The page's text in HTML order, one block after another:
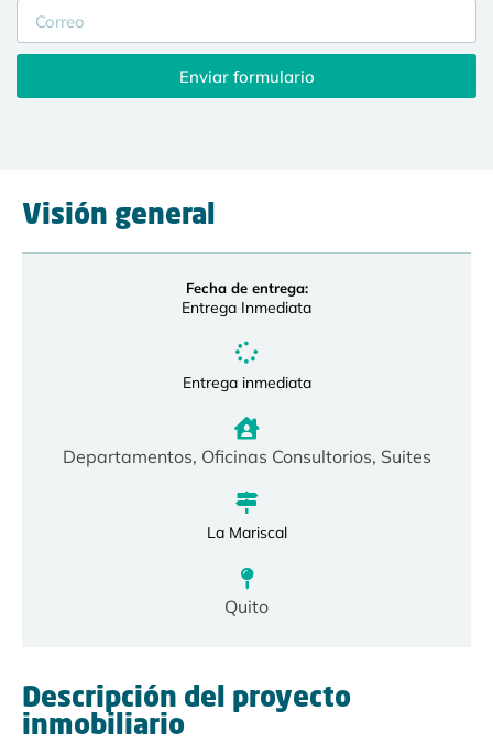
Visión general
Fecha de entrega:
Entrega Inmediata
Entrega inmediata
Departamentos, Oficinas Consultorios, Suites
La Mariscal
Quito
Descripción del proyecto
inmobiliario
Enviar formulario